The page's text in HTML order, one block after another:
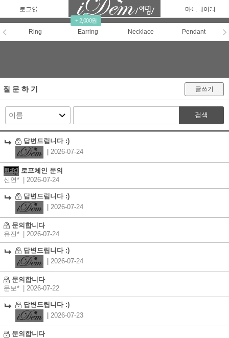
로그인 회원가입
+ 2,000원
주문조회 마이페이지
Ring Earring Necklace Pendant
질 문 하 기 글쓰기
검색
답변드립니다 :)
2026-07-24
로프체인 문의
신연*
| 2026-07-24
답변드립니다 :)
2026-07-24
문의합니다
유진*
| 2026-07-24
답변드립니다 :)
2026-07-24
문의합니다
문보*
| 2026-07-22
답변드립니다 :)
2026-07-23
문의합니다